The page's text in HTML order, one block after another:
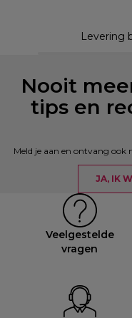
Levering
Nooit
tips en
Meld je aan en ontvang ook
JA, IK
Veelgestelde
vragen